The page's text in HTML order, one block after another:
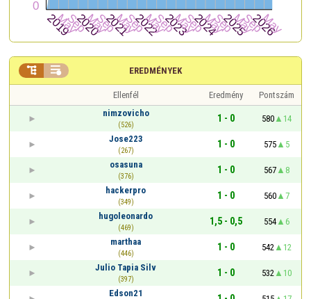
EREDMÉNYEK
 
Ellenfél Eredmény
Pontszám
nimzovicho
(526)
1 - 0 580
14
Jose223
(267)
1 - 0 575
5
osasuna
(376)
1 - 0 567
8
hackerpro
(349)
1 - 0 560
7
hugoleonardo
(469)
1,5 - 0,5 554
6
marthaa
(446)
1 - 0 542
12
Julio Tapia Silv
(397)
1 - 0 532
10
Edson21